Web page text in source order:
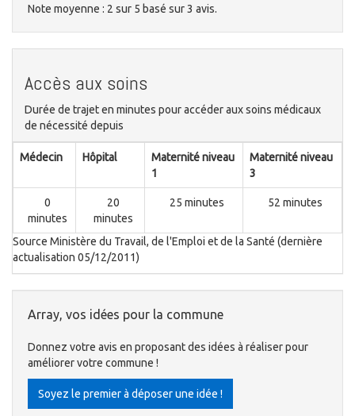
Note moyenne : 2 sur 5 basé sur3 avis.
Accès aux soins
Durée de trajet en minutes pour accéder aux soins médicaux
de nécessité depuis
Médecin Hôpital
Maternité niveau
1
Maternité niveau
3
0
minutes
20
minutes
25 minutes 52 minutes
Source Ministère du Travail, de l'Emploi et de la Santé (dernière
actualisation 05/12/2011)
Array, vos idées pour la commune
Donnez votre avis en proposant des idées à réaliser pour
améliorer votre commune !
Soyez le premier à déposer une idée !